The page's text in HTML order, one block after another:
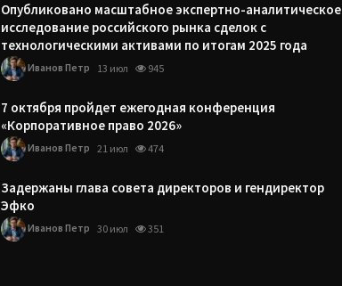
Опубликовано масштабное экспертно-аналитическое
исследование российского рынка сделок с
технологическими активами по итогам 2025 года
Иванов Петр 13 июл 945
7 октября пройдет ежегодная конференция
«Корпоративное право 2026»
Иванов Петр 21 июл 474
Задержаны глава совета директоров и гендиректор
Эфко
Иванов Петр 30 июл 351